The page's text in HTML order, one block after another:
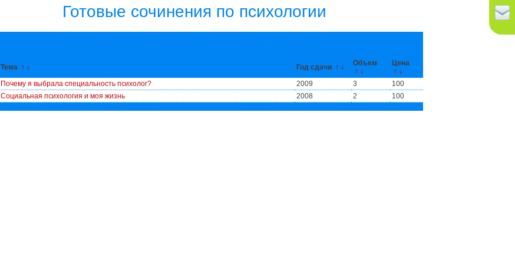
Готовые сочинения по психологии
Тема ↑ ↓ Год сдачи ↑ ↓
Объем
↑ ↓
Цена
↑ ↓
Почему я выбрала специальность психолог? 2009 3
100
Социальная психология и моя жизнь 2008 2 100